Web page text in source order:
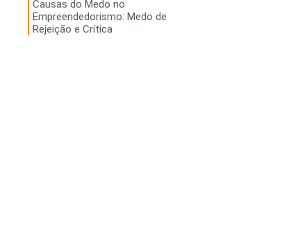
Causas do Medo no
Empreendedorismo: Medo de
Rejeição e Crítica